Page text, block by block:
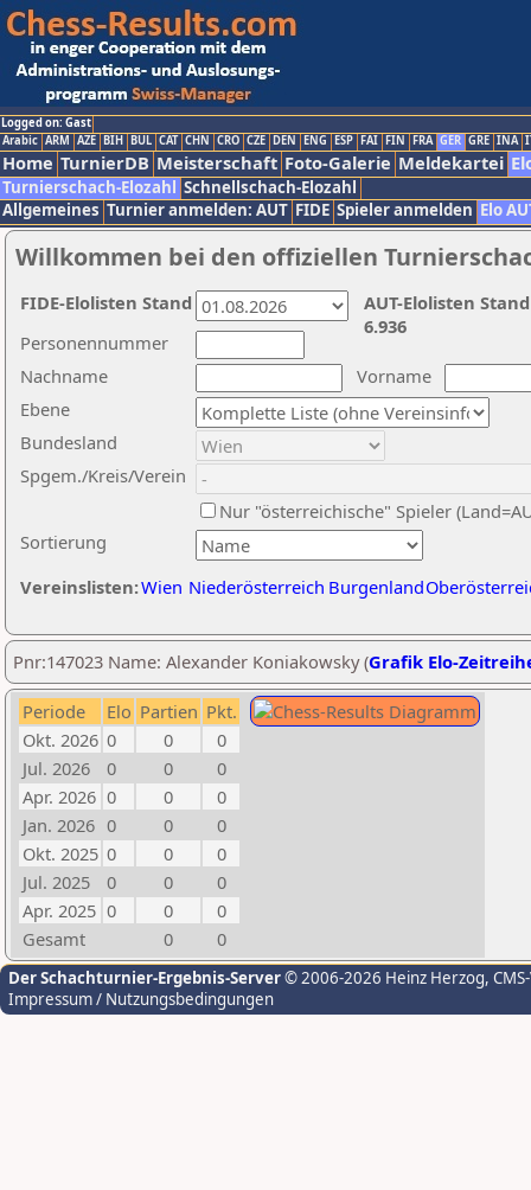
Logged on: Gast
Arabic ARM AZE BIH BUL CAT CHN CRO CZE DEN ENG ESP FAI FIN FRA GER GRE INA
Home TurnierDB Meisterschaft Foto-Galerie Meldekartei
Turnierschach-Elozahl Schnellschach-Elozahl
Allgemeines Turnier anmelden: AUT FIDE Spieler anmelden Elo
Willkommen bei den offiziellen
Nachname
Vorname
Ebene
Sortierung
Personennummer
Bundesland
Spgem./Kreis/Verein
Nur "österreichische" Spieler
Vereinslisten:Wien Niederösterreich Burgenland
AUT-Elolisten
6.936
FIDE-Elolisten Stand
Pnr:147023 Name: Alexander Koniakowsky (Grafik Elo-
Periode Elo Partien Pkt.
Okt. 2026 0 0
0
Jul. 2026
0 0
0
Apr. 2026 0 0
0
Jan. 2026 0 0
0
Okt. 2025 0 0
0
Jul. 2025
0 0
0
Apr. 2025 0 0
0
Gesamt
0 0
Der Schachturnier-Ergebnis-Server© 2006-2026 Heinz Herzog,
Impressum / Nutzungsbedingungen